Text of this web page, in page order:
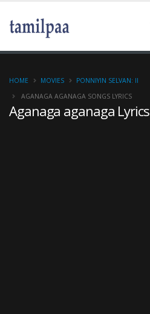
Aganaga aganaga Lyrics
HOME MOVIES
PONNIYIN SELVAN: II
AGANAGA AGANAGA SONGS LYRICS